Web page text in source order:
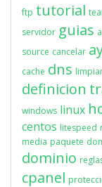
ftp tutorial
servidor guias
source cancelar
cache dns
definicion
windows linux
centos litespeed
media paquete
dominio
cpanel